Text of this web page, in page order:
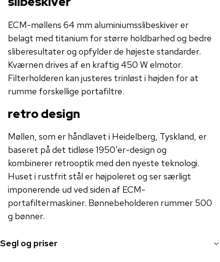
ECM-møllens 64 mm aluminiumsslibeskiver er
belagt med titanium for større holdbarhed og bedre
sliberesultater og opfylder de højeste standarder.
Kværnen drives af en kraftig 450 W elmotor.
Filterholderen kan justeres trinløst i højden for at
rumme forskellige portafiltre.
retro design
Møllen, som er håndlavet i Heidelberg, Tyskland, er
baseret på det tidløse 1950'er-design og
kombinerer retrooptik med den nyeste teknologi.
Huset i rustfrit stål er højpoleret og ser særligt
imponerende ud ved siden af ​​ECM-
portafiltermaskiner. Bønnebeholderen rummer 500
g bønner.
Segl og priser